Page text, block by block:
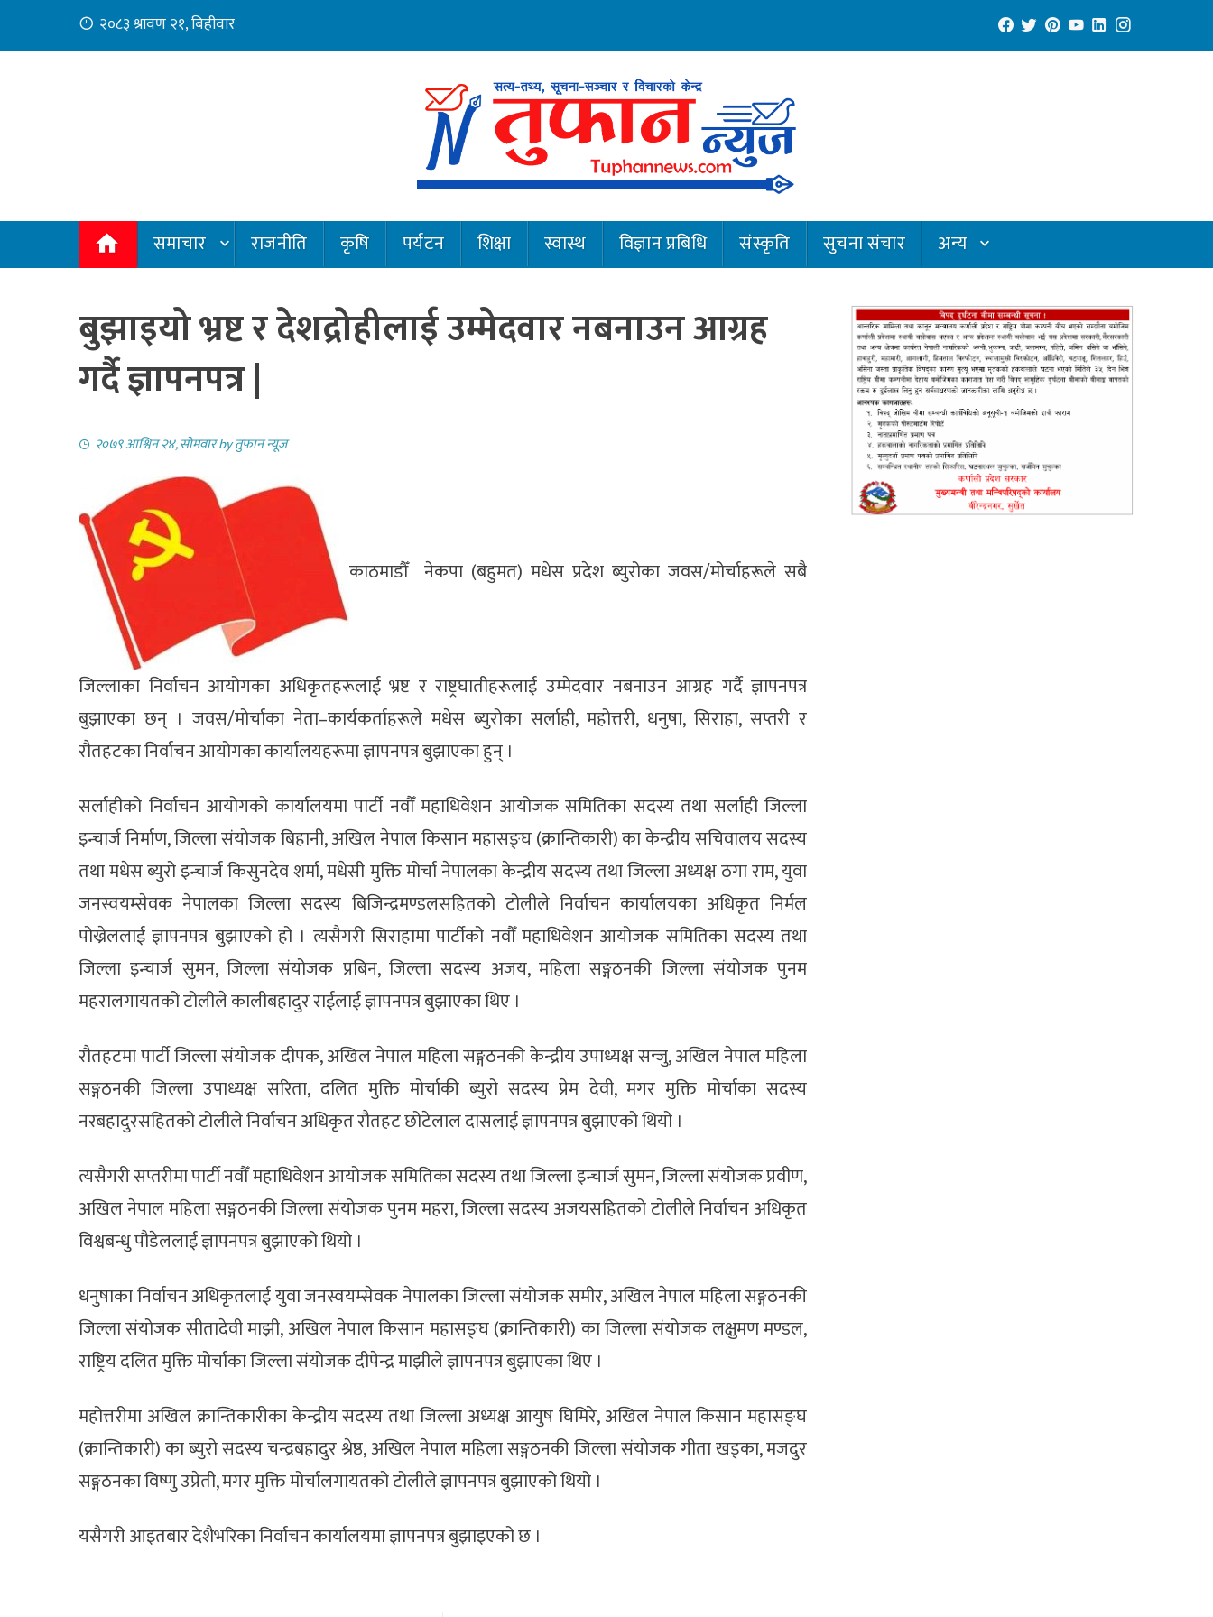
content
२०८३ श्रावण २१, बिहीवार
समाचार राजनीति कृषि पर्यटन शिक्षा स्वास्थ विज्ञान प्रबिधि संस्कृति सुचना संचार अन्य
बुझाइयो भ्रष्ट र देशद्रोहीलाई उम्मेदवार नबनाउन आग्रह
गर्दै ज्ञापनपत्र |
२०७९ आश्विन २४, सोमवारbyतुफान न्यूज
काठमाडौँ नेकपा (बहुमत) मधेस प्रदेश ब्युरोका जवस/मोर्चाहरूले सबै
जिल्लाका निर्वाचन आयोगका अधिकृतहरूलाई भ्रष्ट र राष्ट्रघातीहरूलाई उम्मेदवार नबनाउन आग्रह गर्दै ज्ञापनपत्र
बुझाएका छन् । जवस/मोर्चाका नेता–कार्यकर्ताहरूले मधेस ब्युरोका सर्लाही, महोत्तरी, धनुषा, सिराहा, सप्तरी र
रौतहटका निर्वाचन आयोगका कार्यालयहरूमा ज्ञापनपत्र बुझाएका हुन् ।
सर्लाहीको निर्वाचन आयोगको कार्यालयमा पार्टी नवौँ महाधिवेशन आयोजक समितिका सदस्य तथा सर्लाही जिल्ला
इन्चार्ज निर्माण, जिल्ला संयोजक बिहानी, अखिल नेपाल किसान महासङ्घ (क्रान्तिकारी) का केन्द्रीय सचिवालय सदस्य
तथा मधेस ब्युरो इन्चार्ज किसुनदेव शर्मा, मधेसी मुक्ति मोर्चा नेपालका केन्द्रीय सदस्य तथा जिल्ला अध्यक्ष ठगा राम, युवा
जनस्वयम्सेवक नेपालका जिल्ला सदस्य बिजिन्द्रमण्डलसहितको टोलीले निर्वाचन कार्यालयका अधिकृत निर्मल
पोख्रेललाई ज्ञापनपत्र बुझाएको हो । त्यसैगरी सिराहामा पार्टीको नवौँ महाधिवेशन आयोजक समितिका सदस्य तथा
जिल्ला इन्चार्ज सुमन, जिल्ला संयोजक प्रबिन, जिल्ला सदस्य अजय, महिला सङ्गठनकी जिल्ला संयोजक पुनम
महरालगायतको टोलीले कालीबहादुर राईलाई ज्ञापनपत्र बुझाएका थिए ।
रौतहटमा पार्टी जिल्ला संयोजक दीपक, अखिल नेपाल महिला सङ्गठनकी केन्द्रीय उपाध्यक्ष सन्जु, अखिल नेपाल महिला
सङ्गठनकी जिल्ला उपाध्यक्ष सरिता, दलित मुक्ति मोर्चाकी ब्युरो सदस्य प्रेम देवी, मगर मुक्ति मोर्चाका सदस्य
नरबहादुरसहितको टोलीले निर्वाचन अधिकृत रौतहट छोटेलाल दासलाई ज्ञापनपत्र बुझाएको थियो ।
त्यसैगरी सप्तरीमा पार्टी नवौँ महाधिवेशन आयोजक समितिका सदस्य तथा जिल्ला इन्चार्ज सुमन, जिल्ला संयोजक प्रवीण,
अखिल नेपाल महिला सङ्गठनकी जिल्ला संयोजक पुनम महरा, जिल्ला सदस्य अजयसहितको टोलीले निर्वाचन अधिकृत
विश्वबन्धु पौडेललाई ज्ञापनपत्र बुझाएको थियो ।
धनुषाका निर्वाचन अधिकृतलाई युवा जनस्वयम्सेवक नेपालका जिल्ला संयोजक समीर, अखिल नेपाल महिला सङ्गठनकी
जिल्ला संयोजक सीतादेवी माझी, अखिल नेपाल किसान महासङ्घ (क्रान्तिकारी) का जिल्ला संयोजक लक्षुमण मण्डल,
राष्ट्रिय दलित मुक्ति मोर्चाका जिल्ला संयोजक दीपेन्द्र माझीले ज्ञापनपत्र बुझाएका थिए ।
महोत्तरीमा अखिल क्रान्तिकारीका केन्द्रीय सदस्य तथा जिल्ला अध्यक्ष आयुष घिमिरे, अखिल नेपाल किसान महासङ्घ
(क्रान्तिकारी) का ब्युरो सदस्य चन्द्रबहादुर श्रेष्ठ, अखिल नेपाल महिला सङ्गठनकी जिल्ला संयोजक गीता खड्का, मजदुर
सङ्गठनका विष्णु उप्रेती, मगर मुक्ति मोर्चालगायतको टोलीले ज्ञापनपत्र बुझाएको थियो ।
यसैगरी आइतबार देशैभरिका निर्वाचन कार्यालयमा ज्ञापनपत्र बुझाइएको छ ।